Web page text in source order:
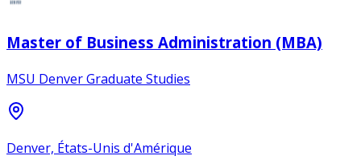
Master of Business Administration (MBA)
MSU Denver Graduate Studies
Denver, États-Unis d'Amérique